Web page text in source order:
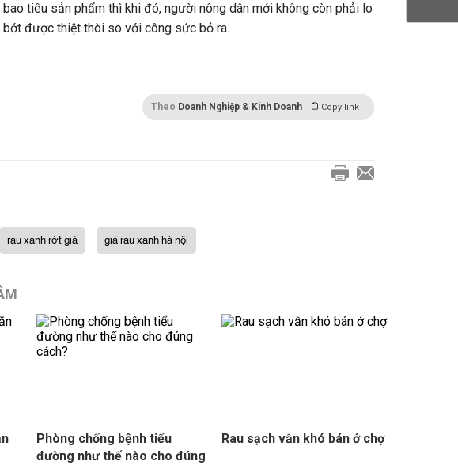
bao tiêu sản phẩm thì khi đó, người nông dân mới không còn phải lo
bớt được thiệt thòi so với công sức bỏ ra.
Theo Doanh Nghiệp & Kinh Doanh Copy link
rau xanh rớt giá giá rau xanh hà nội
Phòng chống bệnh tiểu
đường như thế nào cho đúng
Rau sạch vẫn khó bán ở chợ